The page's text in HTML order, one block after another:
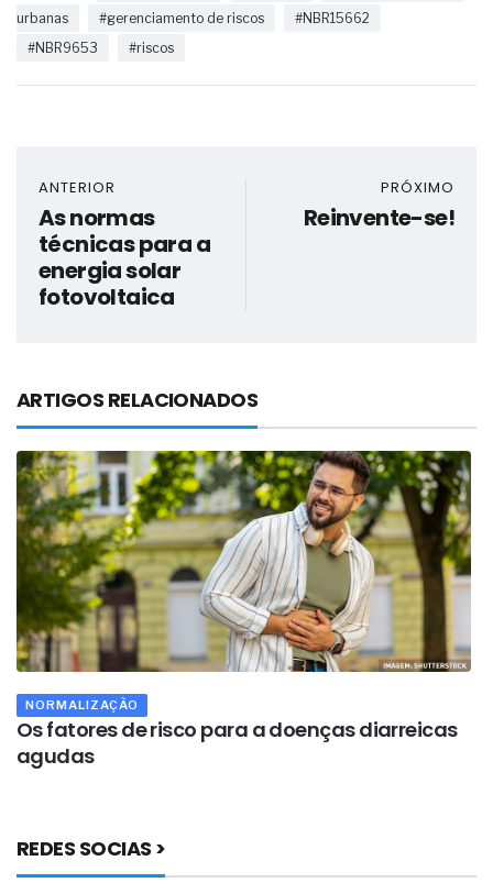
urbanas #gerenciamento de riscos
#NBR15662
#NBR9653
#riscos
ANTERIOR
As normas
técnicas para a
energia solar
fotovoltaica
PRÓXIMO
Reinvente-se!
ARTIGOS RELACIONADOS
NORMALIZAÇÃO
Os fatores de risco para a doenças diarreicas
agudas
REDES SOCIAS >